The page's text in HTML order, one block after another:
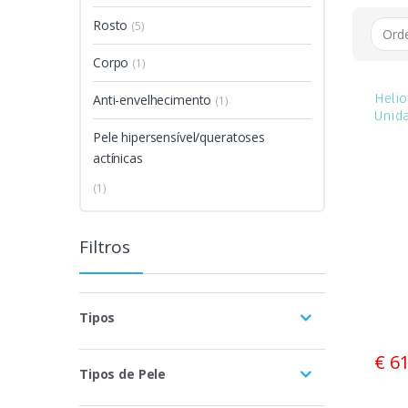
Rosto (5)
Corpo (1)
Anti-envelhecimento (1)
Pele hipersensível/queratoses
actínicas
(1)
Filtros
Tipos
Bruma (1)
Tipos de Pele
€